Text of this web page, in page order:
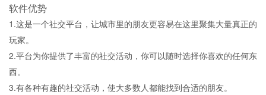
软件优势
1.这是一个社交平台，让城市里的朋友更容易在这里聚集大量真正的
玩家。
2.平台为你提供了丰富的社交活动，你可以随时选择你喜欢的任何东
西。
3.有各种有趣的社交活动，使大多数人都能找到合适的朋友。